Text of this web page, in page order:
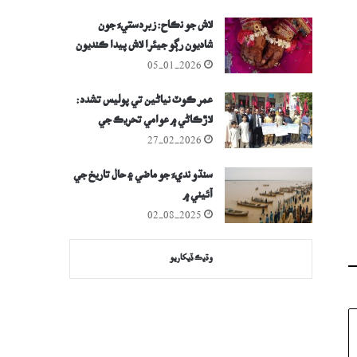
لاش جو نڪاح: زبردستيءَ جون
شاديون رڳو جيئرا لاش پيدا ڪنديون
05-01-2026
عمر ڪوٽ نياڻين تي پوليس تشدد:
لاڙڪاڻي ۾ عوامي تحريڪ جي
احتجاجي ريلي
27-02-2026
سنڌو نديءَ جو ماضي ۽ حال تاريخ جي
آئيني ۾
02-08-2025
وڌيڪ ڏيکاريو